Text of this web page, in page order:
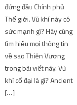
đứng đầu Chính phủ
Thế giới. Vũ khí này có
sức mạnh gì? Hãy cùng
tìm hiểu mọi thông tin
về sao Thiên Vương
trong bài viết này. Vũ
khí cổ đại là gì? Ancient
[…]